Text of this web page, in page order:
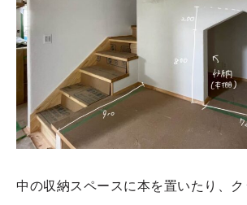
中の収納スペースに本を置いたり、